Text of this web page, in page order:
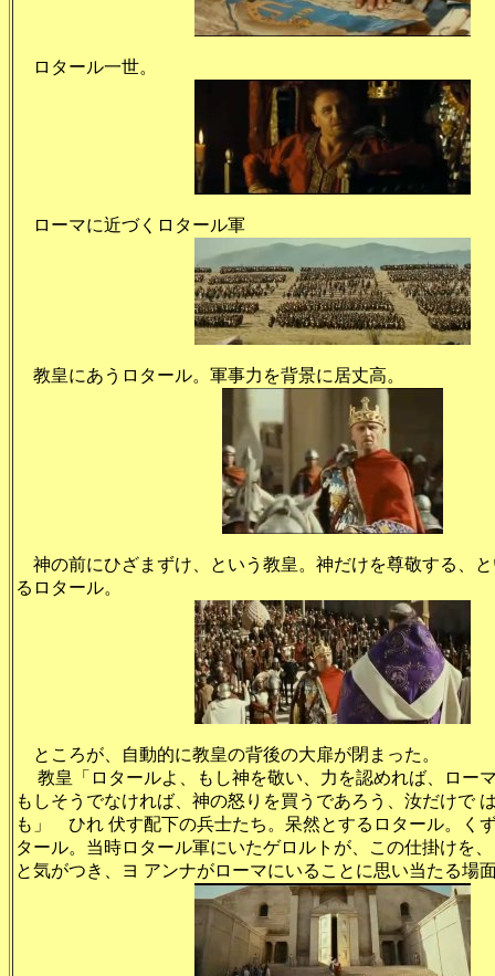
ロタール一世。
ローマに近づくロタール軍
教皇にあうロタール。軍事力を背景に居丈高。
神の前にひざまずけ、という教皇。神だけを尊敬する、
るロタール。
ところが、自動的に教皇の背後の大扉が閉まった。
教皇「ロタールよ、もし神を敬い、力を認めれば、ロー
もしそうでなければ、神の怒りを買うであろう、汝だけで
も」 ひれ 伏す配下の兵士たち。呆然とするロタール。く
タール。当時ロタール軍にいたゲロルトが、この仕掛けを
と気がつき、ヨ アンナがローマにいることに思い当たる場